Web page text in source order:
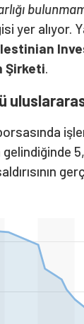
yer alıyor.
Şirketi.
gelindiğinde